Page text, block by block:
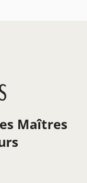
Maîtres